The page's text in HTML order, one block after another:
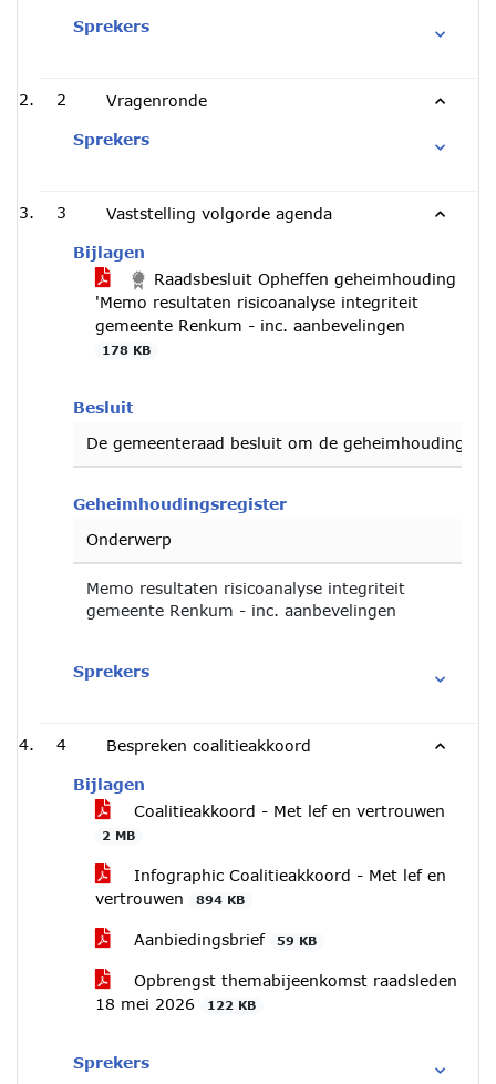
Sprekers
2 Vragenronde
Sprekers
3 Vaststelling volgorde agenda
Bijlagen
Raadsbesluit Opheffen geheimhouding
'Memo resultaten risicoanalyse integriteit
gemeente Renkum - inc. aanbevelingen
178 KB
Besluit
De gemeenteraad besluit om de geheimhouding
Geheimhoudingsregister
Onderwerp
Memo resultaten risicoanalyse integriteit
gemeente Renkum - inc. aanbevelingen
Sprekers
4 Bespreken coalitieakkoord
Bijlagen
Coalitieakkoord - Met lef en vertrouwen
2 MB
Infographic Coalitieakkoord - Met lef en
vertrouwen
894 KB
Aanbiedingsbrief 59 KB
Opbrengst themabijeenkomst raadsleden
18 mei 2026
122 KB
Sprekers